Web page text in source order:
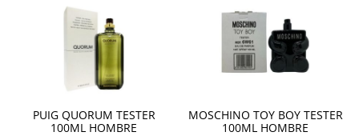
PUIG QUORUM TESTER
100ML HOMBRE
MOSCHINO TOY BOY TESTER
100ML HOMBRE